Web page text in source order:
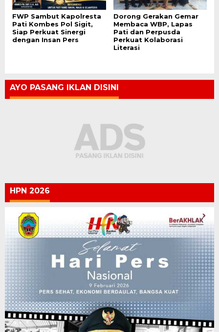
FWP Sambut Kapolresta
Pati Kombes Pol Sigit,
Siap Perkuat Sinergi
dengan Insan Pers
Dorong Gerakan Gemar
Membaca WBP, Lapas
Pati dan Perpusda
Perkuat Kolaborasi
Literasi
AYO PASANG IKLAN DISINI
HPN 2026